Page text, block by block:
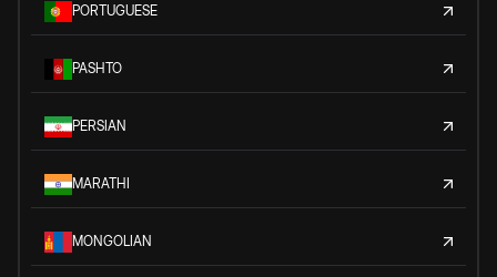
PORTUGUESE
PASHTO
PERSIAN
MARATHI
MONGOLIAN